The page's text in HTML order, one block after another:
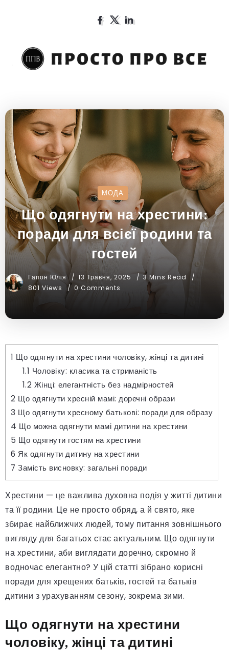
МОДА
Що одягнути на хрестини:
поради для всієї родини та
гостей
Гапон Юлія 13 Травня, 2025
3 Mins Read
801 Views
0 Comments
1 Що одягнути на хрестини чоловіку, жінці та дитині
1.1 Чоловіку: класика та стриманість
1.2 Жінці: елегантність без надмірностей
2 Що одягнути хресній мамі: доречні образи
3 Що одягнути хресному батькові: поради для образу
4 Що можна одягнути мамі дитини на хрестини
5 Що одягнути гостям на хрестини
6 Як одягнути дитину на хрестини
7 Замість висновку: загальні поради
Хрестини — це важлива духовна подія у житті дитини
та її родини. Це не просто обряд, а й свято, яке
збирає найближчих людей, тому питання зовнішнього
вигляду для багатьох стає актуальним. Що одягнути
на хрестини, аби виглядати доречно, скромно й
водночас елегантно? У цій статті зібрано корисні
поради для хрещених батьків, гостей та батьків
дитини з урахуванням сезону, зокрема зими.
Що одягнути на хрестини
чоловіку, жінці та дитині